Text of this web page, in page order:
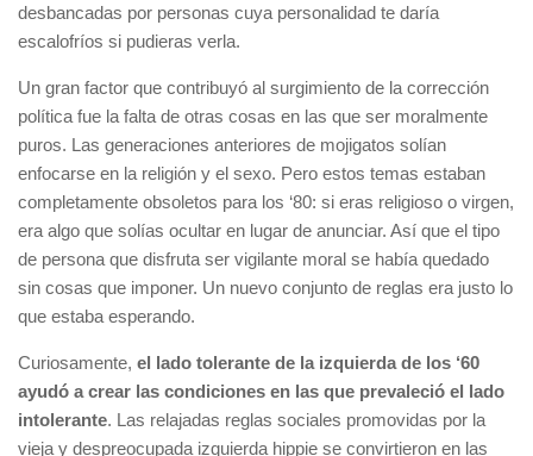
desbancadas por personas cuya personalidad te daría
escalofríos si pudieras verla.
Un gran factor que contribuyó al surgimiento de la corrección
política fue la falta de otras cosas en las que ser moralmente
puros. Las generaciones anteriores de mojigatos solían
enfocarse en la religión y el sexo. Pero estos temas estaban
completamente obsoletos para los ‘80: si eras religioso o virgen,
era algo que solías ocultar en lugar de anunciar. Así que el tipo
de persona que disfruta ser vigilante moral se había quedado
sin cosas que imponer. Un nuevo conjunto de reglas era justo lo
que estaba esperando.
Curiosamente, el lado tolerante de la izquierda de los ‘60
ayudó a crear las condiciones en las que prevaleció el lado
intolerante. Las relajadas reglas sociales promovidas por la
vieja y despreocupada izquierda hippie se convirtieron en las